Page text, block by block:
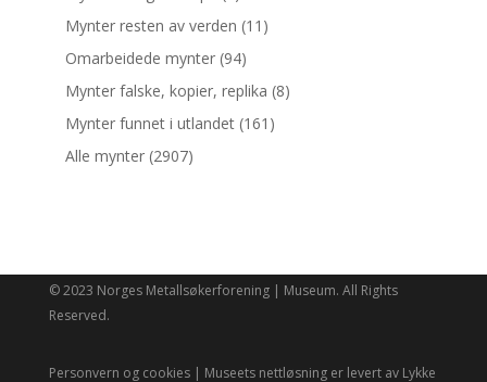
Mynter resten av verden (11)
Omarbeidede mynter (94)
Mynter falske, kopier, replika (8)
Mynter funnet i utlandet (161)
Alle mynter (2907)
© 2023 Norges Metallsøkerforening | Museum. All Rights
Reserved.
Personvern og cookies | Museets nettløsning er levert av Lykke